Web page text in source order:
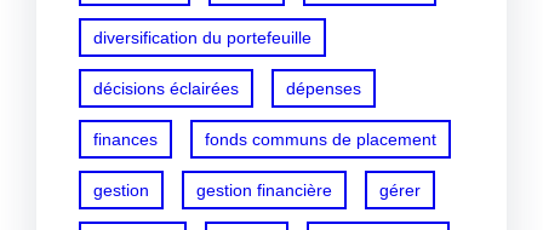
diversification du portefeuille
décisions éclairées dépenses
finances fonds communs de placement
gestion gestion financière gérer